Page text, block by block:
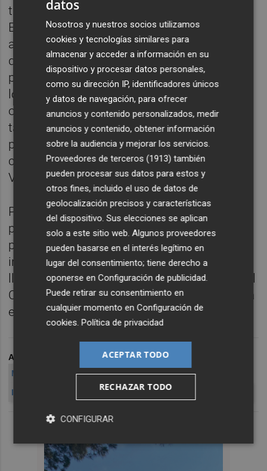
tremendamente intensa y apasionante.
Espero haber contribuido con mi granito de
arena y la sensación agridulce porque
quedan muchas cosas por hacer todavía
pero confío que el presidente y mi relevo
lograrán sacar los retos adelantos. Esta
oportunidad para mí es muy interesante y
también me siento muy honrado. Desde la
presidencia de Adif trataré de hacer mi
contribución también a esta tierra", declaró
Verdeguer.
Preguntado por las infraestructuras
proyectadas en la Comunitat, el nuevo
presidente del ente gestor de
infraestructuras ferroviarias aseguró: "Solo
llevo diez minutos de presidente Adif, pero el
Corredor será una apuesta para España para
el desarrollo económico y social de España".
ARCHIVADO EN
MÁXIMO BUCH NUEVO CONSELLER ECONOMÍA
INDUSTRIA
VERDEGUER CONASELLER PRESIDNETE ADIF
datos
Nosotros y nuestros socios utilizamos
cookies y tecnologías similares para
almacenar y acceder a información en su
dispositivo y procesar datos personales,
como su dirección IP, identificadores únicos
y datos de navegación, para ofrecer
anuncios y contenido personalizados, medir
anuncios y contenido, obtener información
sobre la audiencia y mejorar los servicios.
Proveedores de terceros (1913) también
pueden procesar sus datos para estos y
otros fines, incluido el uso de datos de
geolocalización precisos y características
del dispositivo. Sus elecciones se aplican
solo a este sitio web. Algunos proveedores
pueden basarse en el interés legítimo en
lugar del consentimiento; tiene derecho a
oponerse enConfiguración de publicidad.
Puede retirar su consentimiento en
cualquier momento enConfiguración de
cookies.Política de privacidad
ACEPTAR TODO
RECHAZAR TODO
CONFIGURAR